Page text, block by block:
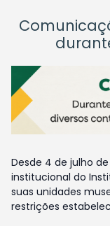
Desde 4 de julho
institucional do
suas unidades
restrições